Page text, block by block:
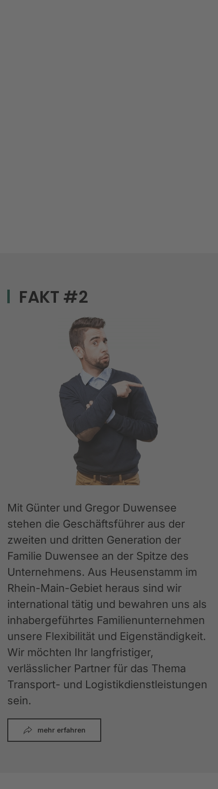
FAKT #2
Mit Günter und Gregor Duwensee
stehen die Geschäftsführer aus der
zweiten und dritten Generation der
Familie Duwensee an der Spitze des
Unternehmens. Aus Heusenstamm im
Rhein-Main-Gebiet heraus sind wir
international tätig und bewahren uns als
inhabergeführtes Familienunternehmen
unsere Flexibilität und Eigenständigkeit.
Wir möchten Ihr langfristiger,
verlässlicher Partner für das Thema
Transport- und Logistikdienstleistungen
sein.
mehr erfahren